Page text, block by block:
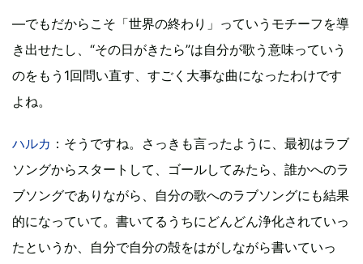
―でもだからこそ「世界の終わり」っていうモチーフを導
き出せたし、“その日がきたら”は自分が歌う意味っていう
のをもう1回問い直す、すごく大事な曲になったわけです
よね。
ハルカ ：そうですね。さっきも言ったように、最初はラブ
ソングからスタートして、ゴールしてみたら、誰かへのラ
ブソングでありながら、自分の歌へのラブソングにも結果
的になっていて。書いてるうちにどんどん浄化されていっ
たというか、自分で自分の殻をはがしながら書いていっ